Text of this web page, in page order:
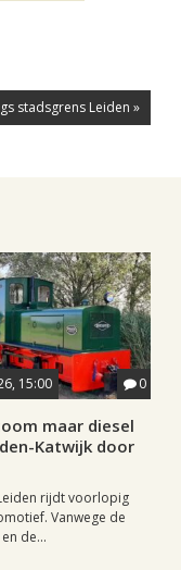
stadsgrens Leiden »
15:00 0
maar diesel
Katwijk door
rijdt voorlopig
Vanwege de
de...